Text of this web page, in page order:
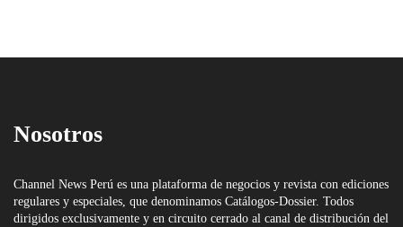
Nosotros
Channel News Perú es una plataforma de negocios y revista con ediciones
regulares y especiales, que denominamos Catálogos-Dossier. Todos
dirigidos exclusivamente y en circuito cerrado al canal de distribución del